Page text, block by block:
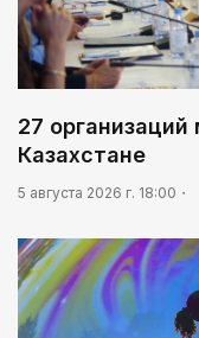
27
Казахстане
5 августа 2026 г. 18:00